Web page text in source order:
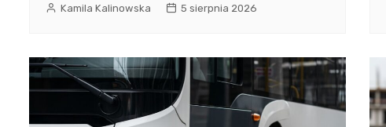
Kamila Kalinowska 5 sierpnia 2026